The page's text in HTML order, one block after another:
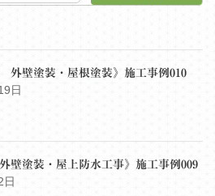
外壁塗装・屋根塗装》施工事例010
日
壁塗装・屋上防水工事》施工事例009
日